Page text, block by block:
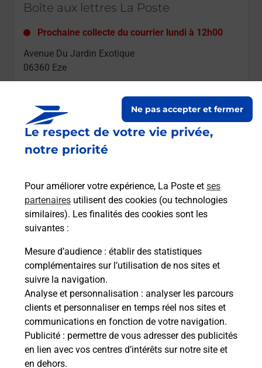
Le respect de votre vie privée,
notre priorité
Pour améliorer votre expérience, La Poste et ses
partenaires utilisent des cookies (ou technologies
similaires). Les finalités des cookies sont les
suivantes :
Mesure d’audience : établir des statistiques
complémentaires sur l’utilisation de nos sites et
suivre la navigation.
Analyse et personnalisation : analyser les parcours
clients et personnaliser en temps réel nos sites et
communications en fonction de votre navigation.
Publicité : permettre de vous adresser des publicités
en lien avec vos centres d’intérêts sur notre site et
en dehors.
Ne pas accepter et fermer
Boîte aux lettres La Poste
Prochaine collecte du courrier lundi à 12h00
Avenue Du Jardin Exotique
06360 Eze
Boîte aux lettres La Poste
2701 Avenue Des Diables Bleus
06360 Eze
Le lien s'ouvre dans un nouvel onglet
Boîte aux Lettres La Poste
Prochaine collecte du courrierlundià 09h00
1561 Avenue Georges Clemenceau
06360 Eze
Le lien s'ouvre dans un nouvel onglet